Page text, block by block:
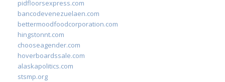
pidfloorsexpress.com
bancodevenezuelaen.com
bettermoodfoodcorporation.com
hingstonnt.com
chooseagender.com
hoverboardssale.com
alaskapolitics.com
stsmp.org